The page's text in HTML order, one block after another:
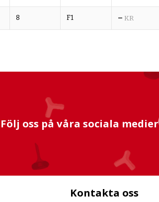
8 F1 – KR
Följ oss på våra sociala medier
Kontakta oss